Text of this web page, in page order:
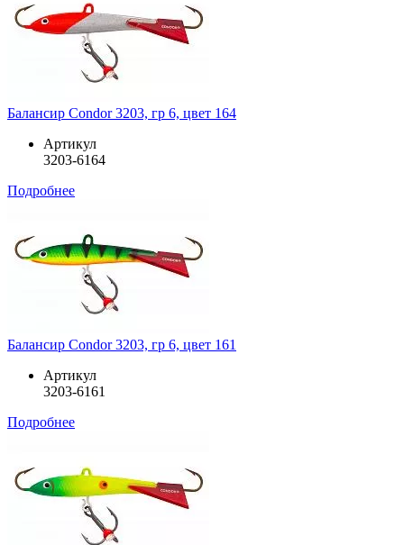
Балансир Condor 3203, гр 6, цвет 164
Артикул
3203-6164
Подробнее
Балансир Condor 3203, гр 6, цвет 161
Артикул
3203-6161
Подробнее